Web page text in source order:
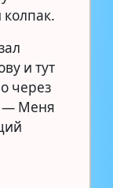
и тут
через
— Меня